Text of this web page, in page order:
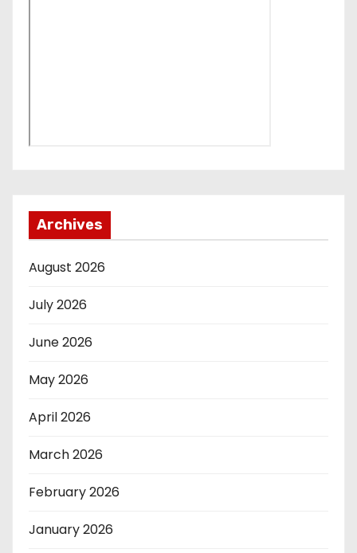
Archives
August 2026
July 2026
June 2026
May 2026
April 2026
March 2026
February 2026
January 2026